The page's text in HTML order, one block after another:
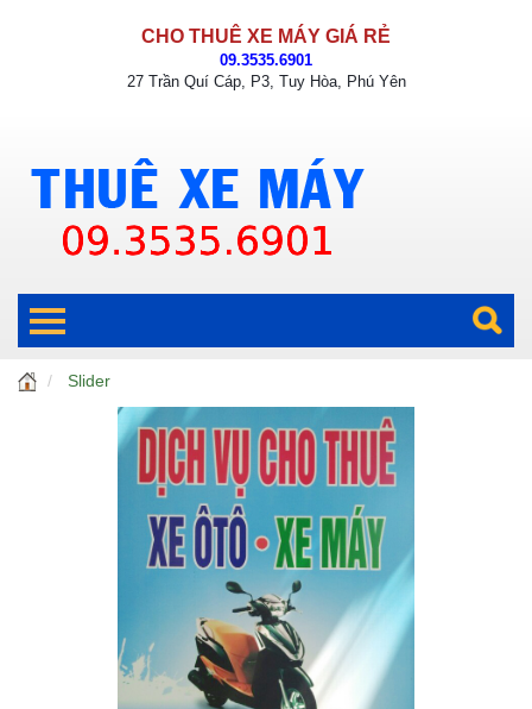
CHO THUÊ XE MÁY GIÁ RẺ
09.3535.6901
27 Trần Quí Cáp, P3, Tuy Hòa, Phú Yên
Slider